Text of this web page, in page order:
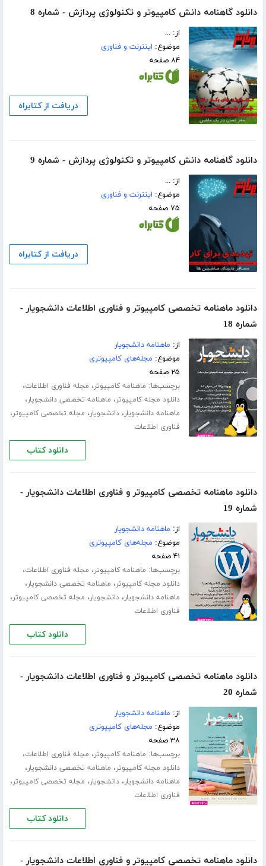
دانلود گاهنامه دانش کامپیوتر و تکنولوژی پردازش - شماره 8
از: ...
موضوع: اینترنت و فناوری
۸۴ صفحه
دریافت از کتابراه
دانلود گاهنامه دانش کامپیوتر و تکنولوژی پردازش - شماره 9
از: ...
موضوع: اینترنت و فناوری
۷۵ صفحه
دریافت از کتابراه
دانلود ماهنامه تخصصی کامپیوتر و فناوری اطلاعات دانشجویار -
شماره 18
از: ماهنامه دانشجویار
موضوع: مجله‌های کامپیوتری
۲۵ صفحه
برچسب‌ها: ماهنامه کامپیوتر، مجله فناوری اطلاعات،
دانلود مجله کامپیوتر، ماهنامه تخصصی دانشجویار،
ماهنامه دانشجویار،دانشجویار، مجله تخصصی کامپیوتر،
فناوری اطلاعات
دانلود کتاب
دانلود ماهنامه تخصصی کامپیوتر و فناوری اطلاعات دانشجویار -
شماره 19
از: ماهنامه دانشجویار
موضوع: مجله‌های کامپیوتری
۴۱ صفحه
برچسب‌ها: ماهنامه کامپیوتر، مجله فناوری اطلاعات،
دانلود مجله کامپیوتر، ماهنامه تخصصی دانشجویار،
ماهنامه دانشجویار،دانشجویار، مجله تخصصی کامپیوتر،
فناوری اطلاعات
دانلود کتاب
دانلود ماهنامه تخصصی کامپیوتر و فناوری اطلاعات دانشجویار -
شماره 20
از: ماهنامه دانشجویار
موضوع: مجله‌های کامپیوتری
۳۸ صفحه
برچسب‌ها: ماهنامه کامپیوتر، مجله فناوری اطلاعات،
دانلود مجله کامپیوتر، ماهنامه تخصصی دانشجویار،
ماهنامه دانشجویار،دانشجویار، مجله تخصصی کامپیوتر،
فناوری اطلاعات
دانلود کتاب
دانلود ماهنامه تخصصی کامپیوتر و فناوری اطلاعات دانشجویار -